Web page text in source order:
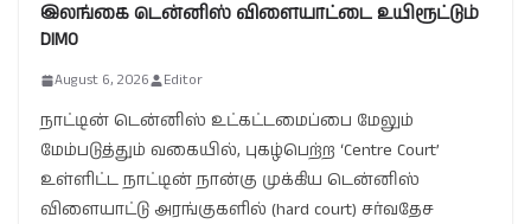
இலங்கை டென்னிஸ் விளையாட்டை உயிரூட்டும்
DIMO
August 6, 2026 Editor
நாட்டின் டென்னிஸ் உட்கட்டமைப்பை மேலும்
மேம்படுத்தும் வகையில், புகழ்பெற்ற ‘Centre Court’
உள்ளிட்ட நாட்டின் நான்கு முக்கிய டென்னிஸ்
விளையாட்டு அரங்குகளில் (hard court) சர்வதேச